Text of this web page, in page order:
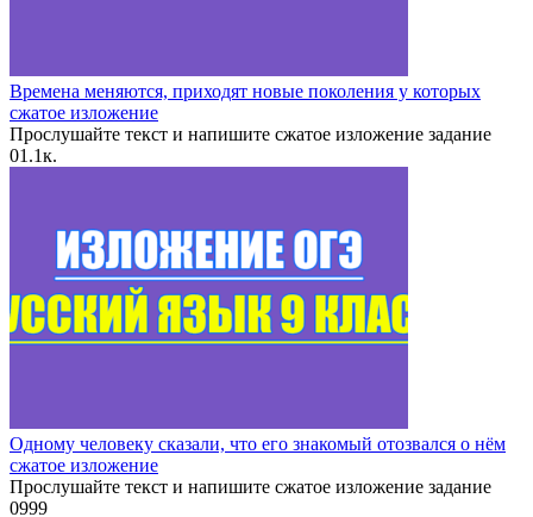
Времена меняются, приходят новые поколения у которых
сжатое изложение
Прослушайте текст и напишите сжатое изложение задание
01.1к.
Одному человеку сказали, что его знакомый отозвался о нём
сжатое изложение
Прослушайте текст и напишите сжатое изложение задание
0999